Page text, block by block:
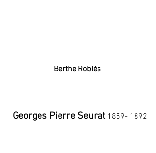
  	   Berthe Roblès
Georges Pierre Seurat 1859- 1892